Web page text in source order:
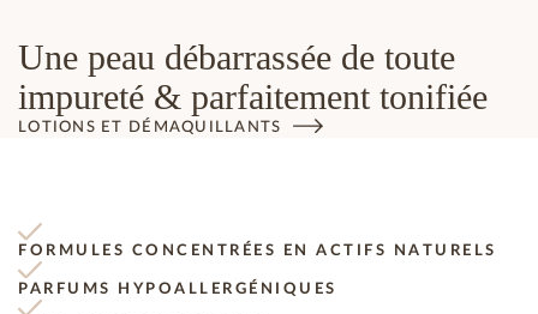
Une peau débarrassée de toute
impureté & parfaitement tonifiée
LOTIONS ET DÉMAQUILLANTS
FORMULES CONCENTRÉES EN ACTIFS NATURELS
PARFUMS HYPOALLERGÉNIQUES